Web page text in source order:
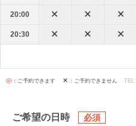
20:00
20:30
◎ ：ご予約できます ✕ ：ご予約できません TEL
ご希望の日時